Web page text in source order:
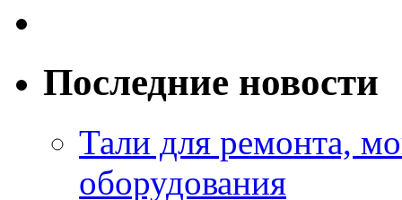
Последние новости
Тали для ремонта,
оборудования